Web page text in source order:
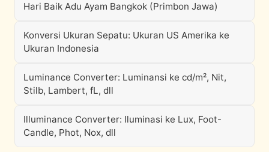
Hari Baik Adu Ayam Bangkok (Primbon Jawa)
Konversi Ukuran Sepatu: Ukuran US Amerika ke
Ukuran Indonesia
Luminance Converter: Luminansi ke cd/m², Nit,
Stilb, Lambert, fL, dll
Illuminance Converter: Iluminasi ke Lux, Foot-
Candle, Phot, Nox, dll